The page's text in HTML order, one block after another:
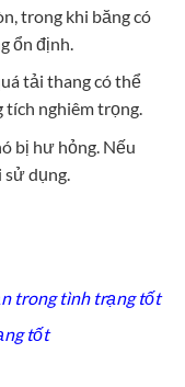
trong khi băng có
ổn định.
tải thang có thể
nghiêm trọng.
bị hư hỏng. Nếu
dụng.
trong tình trạng tốt
tốt